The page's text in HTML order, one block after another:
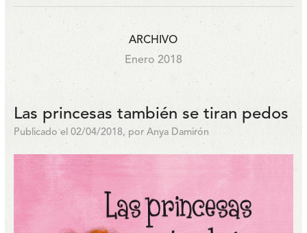
ARCHIVO
Enero 2018
Las princesas también se tiran pedos
Publicado el 02/04/2018, por Anya Damirón